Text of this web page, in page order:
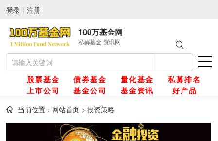
登录 | 注册
100万基金网
私募基金 资讯网
股票基金 债券基金 量化基金
私募排名
上市公司
基金公司 基金资讯 好产品
当前位置： 网站首页 >投资策略